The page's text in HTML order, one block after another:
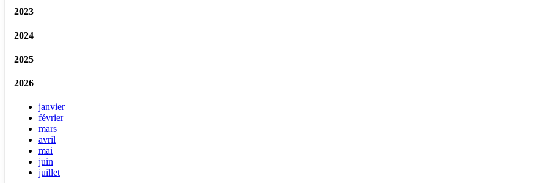
2023
2024
2025
2026
janvier
février
mars
avril
mai
juin
juillet